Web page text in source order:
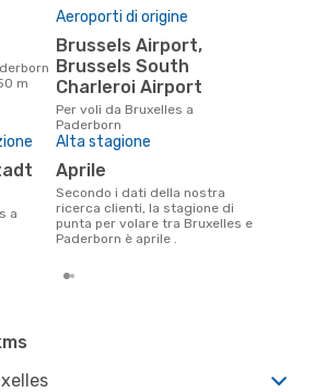
m
Aeroporti di origine
Brussels Airport,
Brussels South
Charleroi Airport
Per voli da Bruxelles a
Paderborn
Alta stagione
aprile
Secondo i dati della nostra
ricerca clienti, la stagione di
punta per volare tra Bruxelles e
Paderborn è aprile .